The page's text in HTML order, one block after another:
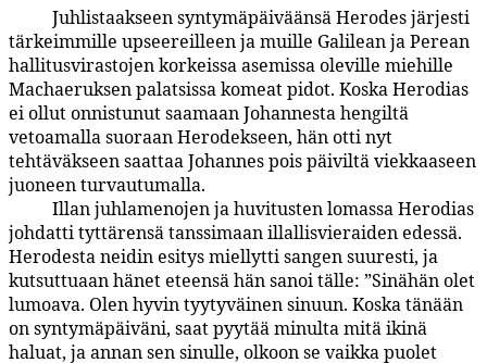
135:12.5Juhlistaakseen syntymäpäiväänsä Herodes järjesti
tärkeimmille upseereilleen ja muille Galilean ja Perean
hallitusvirastojen korkeissa asemissa oleville miehille
Machaeruksen palatsissa komeat pidot. Koska Herodias
ei ollut onnistunut saamaan Johannesta hengiltä
vetoamalla suoraan Herodekseen, hän otti nyt
tehtäväkseen saattaa Johannes pois päiviltä viekkaaseen
juoneen turvautumalla.
135:12.6Illan juhlamenojen ja huvitusten lomassa Herodias
johdatti tyttärensä tanssimaan illallisvieraiden edessä.
Herodesta neidin esitys miellytti sangen suuresti, ja
kutsuttuaan hänet eteensä hän sanoi tälle: ”Sinähän olet
lumoava. Olen hyvin tyytyväinen sinuun. Koska tänään
on syntymäpäiväni, saat pyytää minulta mitä ikinä
haluat, ja annan sen sinulle, olkoon se vaikka puolet